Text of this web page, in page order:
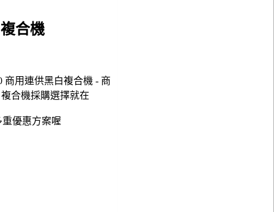
合機
商用連供黑白複合機 - 商
合機採購選擇就在
優惠方案喔